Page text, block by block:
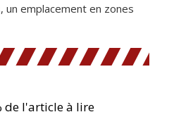
emplacement en zones
de l'article à lire